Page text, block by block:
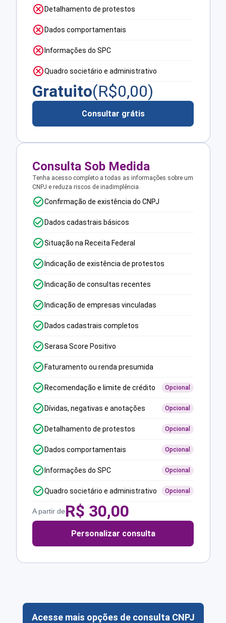
Detalhamento de protestos
Dados comportamentais
Informações do SPC
Quadro societário e administrativo
Gratuito(R$0,00)
Consultar grátis
Consulta Sob Medida
Tenha acesso completo a todas as informações sobre um
CNPJ e reduza riscos de inadimplência.
Confirmação de existência do CNPJ
Dados cadastrais básicos
Situação na Receita Federal
Indicação de existência de protestos
Indicação de consultas recentes
Indicação de empresas vinculadas
Dados cadastrais completos
Serasa Score Positivo
Faturamento ou renda presumida
Recomendação e limite de crédito Opcional
Dívidas, negativas e anotações Opcional
Detalhamento de protestos Opcional
Dados comportamentais Opcional
Informações do SPC Opcional
Quadro societário e administrativo Opcional
A partir deR$ 30,00
Personalizar consulta
Acesse mais opções de consulta CNPJ